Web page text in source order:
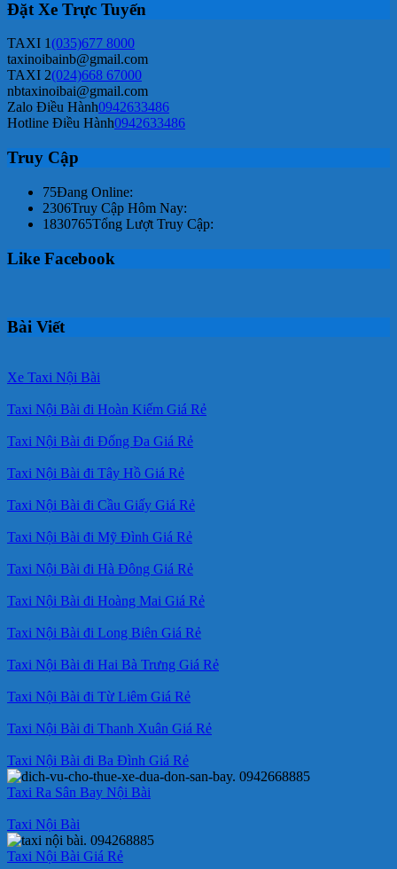
Đặt Xe Trực Tuyến
TAXI 1(035)677 8000
taxinoibainb@gmail.com
TAXI 2(024)668 67000
nbtaxinoibai@gmail.com
Zalo Điều Hành0942633486
Hotline Điều Hành0942633486
Truy Cập
75Đang Online:
2306Truy Cập Hôm Nay:
1830765Tổng Lượt Truy Cập:
Like Facebook
Bài Viết
Xe Taxi Nội Bài
Taxi Nội Bài đi Hoàn Kiếm Giá Rẻ
Taxi Nội Bài đi Đống Đa Giá Rẻ
Taxi Nội Bài đi Tây Hồ Giá Rẻ
Taxi Nội Bài đi Cầu Giấy Giá Rẻ
Taxi Nội Bài đi Mỹ Đình Giá Rẻ
Taxi Nội Bài đi Hà Đông Giá Rẻ
Taxi Nội Bài đi Hoàng Mai Giá Rẻ
Taxi Nội Bài đi Long Biên Giá Rẻ
Taxi Nội Bài đi Hai Bà Trưng Giá Rẻ
Taxi Nội Bài đi Từ Liêm Giá Rẻ
Taxi Nội Bài đi Thanh Xuân Giá Rẻ
Taxi Nội Bài đi Ba Đình Giá Rẻ
Taxi Ra Sân Bay Nội Bài
Taxi Nội Bài
Taxi Nội Bài Giá Rẻ